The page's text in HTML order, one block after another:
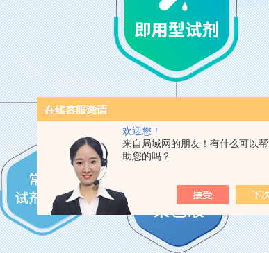
欢迎您！
来自局域网的朋友！有什么可以帮
助您的吗？